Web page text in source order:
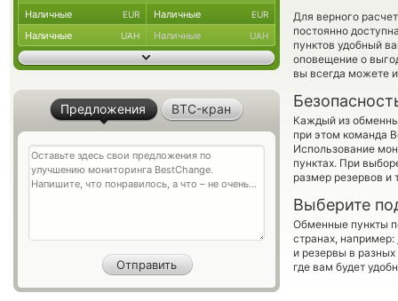
Для верного
постоянно
пунктов удобный
оповещение о
вы всегда можете
Каждый из
при этом команда
Использование
пунктах. При
размер резервов и
Выберите
Обменные пункты
странах, например:
и резервы в
где вам будет
Наличные EUR Наличные EUR
Наличные UAH Наличные UAH
Предложения BTC-кран